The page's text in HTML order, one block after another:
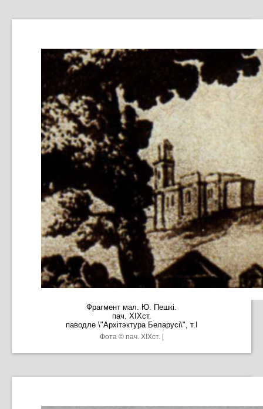
Фрагмент мал. Ю. Пешкі.
пач. XIXст.
паводле \"Архітэктура Беларусі\", т.I
Фота © пач. XIXст. |